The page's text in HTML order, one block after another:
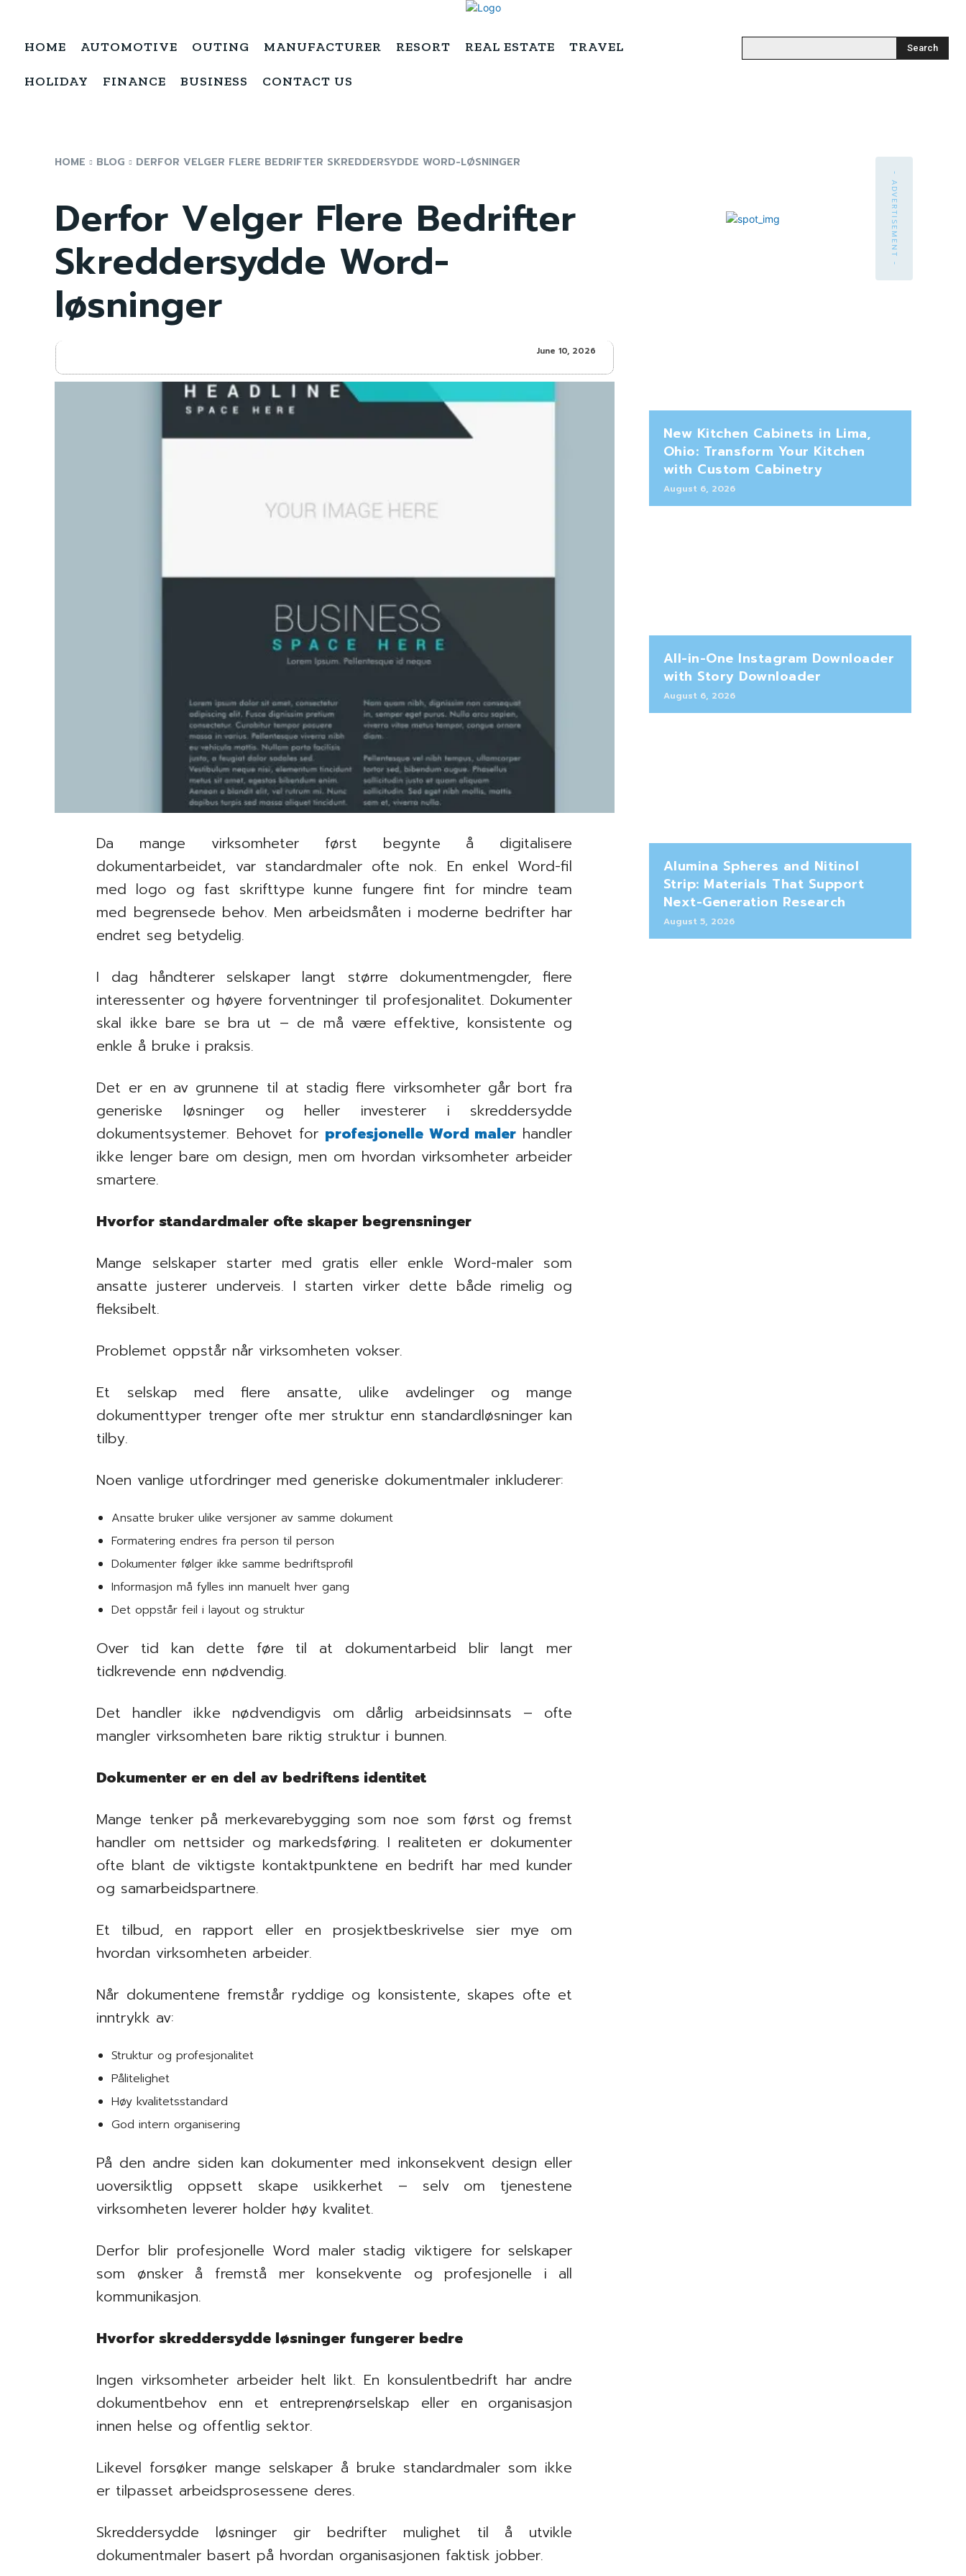
HOME AUTOMOTIVE OUTING MANUFACTURER RESORT REAL ESTATE TRAVEL
HOLIDAY FINANCE BUSINESS CONTACT US
Search
HOME BLOG DERFOR VELGER FLERE BEDRIFTER SKREDDERSYDDE WORD-LØSNINGER
Derfor Velger Flere Bedrifter
Skreddersydde Word-
løsninger
June 10, 2026
Da mange virksomheter først begynte å digitalisere
dokumentarbeidet, var standardmaler ofte nok. En enkel Word-fil
med logo og fast skrifttype kunne fungere fint for mindre team
med begrensede behov. Men arbeidsmåten i moderne bedrifter har
endret seg betydelig.
I dag håndterer selskaper langt større dokumentmengder, flere
interessenter og høyere forventninger til profesjonalitet. Dokumenter
skal ikke bare se bra ut – de må være effektive, konsistente og
enkle å bruke i praksis.
Det er en av grunnene til at stadig flere virksomheter går bort fra
generiske løsninger og heller investerer i skreddersydde
dokumentsystemer. Behovet for profesjonelle Word malerhandler
ikke lenger bare om design, men om hvordan virksomheter arbeider
smartere.
Hvorfor standardmaler ofte skaper begrensninger
Mange selskaper starter med gratis eller enkle Word-maler som
ansatte justerer underveis. I starten virker dette både rimelig og
fleksibelt.
Problemet oppstår når virksomheten vokser.
Et selskap med flere ansatte, ulike avdelinger og mange
dokumenttyper trenger ofte mer struktur enn standardløsninger kan
tilby.
Noen vanlige utfordringer med generiske dokumentmaler inkluderer:
Ansatte bruker ulike versjoner av samme dokument
Formatering endres fra person til person
Dokumenter følger ikke samme bedriftsprofil
Informasjon må fylles inn manuelt hver gang
Det oppstår feil i layout og struktur
Over tid kan dette føre til at dokumentarbeid blir langt mer
tidkrevende enn nødvendig.
Det handler ikke nødvendigvis om dårlig arbeidsinnsats – ofte
mangler virksomheten bare riktig struktur i bunnen.
Dokumenter er en del av bedriftens identitet
Mange tenker på merkevarebygging som noe som først og fremst
handler om nettsider og markedsføring. I realiteten er dokumenter
ofte blant de viktigste kontaktpunktene en bedrift har med kunder
og samarbeidspartnere.
Et tilbud, en rapport eller en prosjektbeskrivelse sier mye om
hvordan virksomheten arbeider.
Når dokumentene fremstår ryddige og konsistente, skapes ofte et
inntrykk av:
Struktur og profesjonalitet
Pålitelighet
Høy kvalitetsstandard
God intern organisering
På den andre siden kan dokumenter med inkonsekvent design eller
uoversiktlig oppsett skape usikkerhet – selv om tjenestene
virksomheten leverer holder høy kvalitet.
Derfor blir profesjonelle Word maler stadig viktigere for selskaper
som ønsker å fremstå mer konsekvente og profesjonelle i all
kommunikasjon.
Hvorfor skreddersydde løsninger fungerer bedre
Ingen virksomheter arbeider helt likt. En konsulentbedrift har andre
dokumentbehov enn et entreprenørselskap eller en organisasjon
innen helse og offentlig sektor.
Likevel forsøker mange selskaper å bruke standardmaler som ikke
er tilpasset arbeidsprosessene deres.
Skreddersydde løsninger gir bedrifter mulighet til å utvikle
dokumentmaler basert på hvordan organisasjonen faktisk jobber.
- ADVERTISEMENT -
New Kitchen Cabinets in Lima,
Ohio: Transform Your Kitchen
with Custom Cabinetry
August 6, 2026
All-in-One Instagram Downloader
with Story Downloader
August 6, 2026
Alumina Spheres and Nitinol
Strip: Materials That Support
Next-Generation Research
August 5, 2026